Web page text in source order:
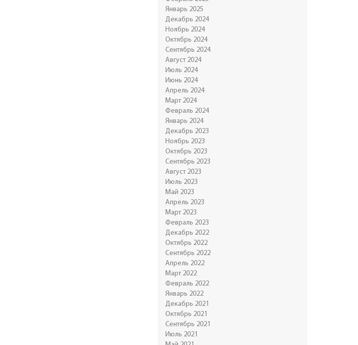
Январь 2025
Декабрь 2024
Ноябрь 2024
Октябрь 2024
Сентябрь 2024
Август 2024
Июль 2024
Июнь 2024
Апрель 2024
Март 2024
Февраль 2024
Январь 2024
Декабрь 2023
Ноябрь 2023
Октябрь 2023
Сентябрь 2023
Август 2023
Июль 2023
Май 2023
Апрель 2023
Март 2023
Февраль 2023
Декабрь 2022
Октябрь 2022
Сентябрь 2022
Апрель 2022
Март 2022
Февраль 2022
Январь 2022
Декабрь 2021
Октябрь 2021
Сентябрь 2021
Июль 2021